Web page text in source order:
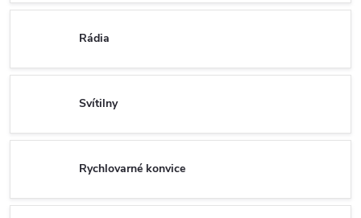
Rádia
Svítilny
Rychlovarné konvice